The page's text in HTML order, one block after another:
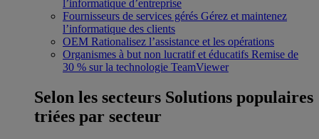
l’informatique d’entreprise
Fournisseurs de services gérés Gérez et maintenez
l’informatique des clients
OEM Rationalisez l’assistance et les opérations
Organismes à but non lucratif et éducatifs Remise de
30 % sur la technologie TeamViewer
Selon les secteurs Solutions populaires
triées par secteur